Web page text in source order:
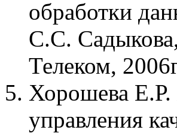
обработки
С.С.
Телеком,
Хорошева Е.Р.
управления